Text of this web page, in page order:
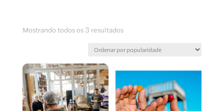
Mostrando todos os 3 resultados